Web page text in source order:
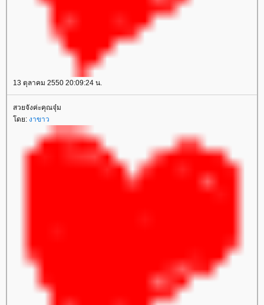
13 ตุลาคม 2550 20:09:24 น.
สวยจังค่ะคุณจุ๋ม
โดย: งาขาว